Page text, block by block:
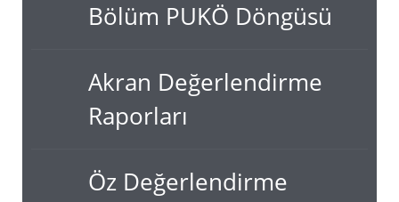
Bölüm PUKÖ Döngüsü
Akran Değerlendirme
Raporları
Öz Değerlendirme